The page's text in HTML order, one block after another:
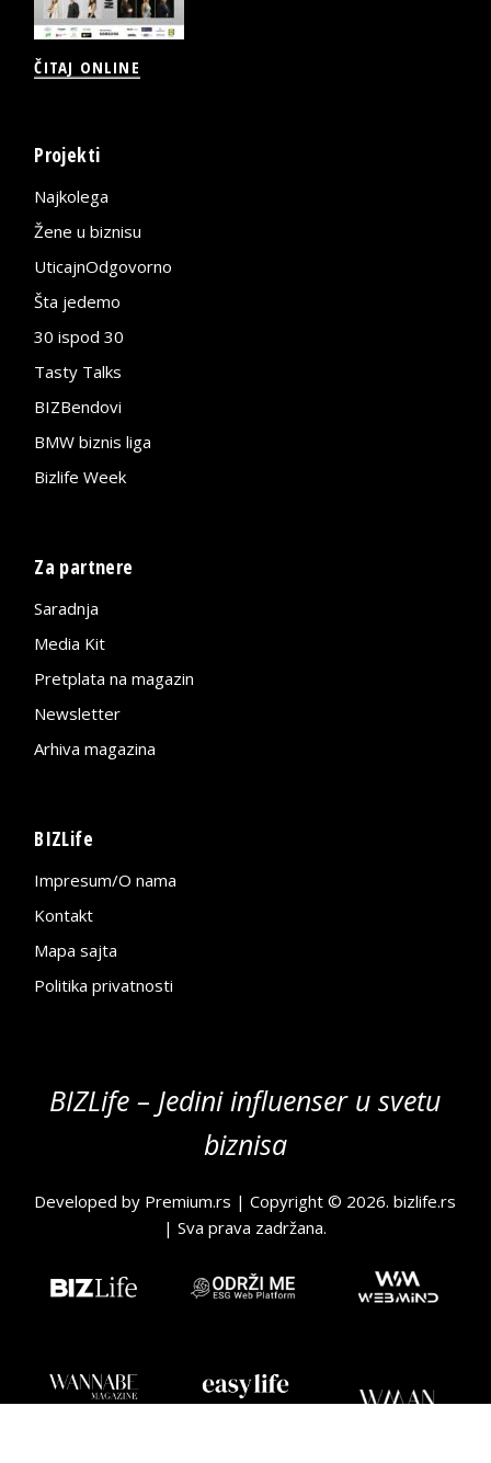
ČITAJ ONLINE
Projekti
Najkolega
Žene u biznisu
UticajnOdgovorno
Šta jedemo
30 ispod 30
Tasty Talks
BIZBendovi
BMW biznis liga
Bizlife Week
Za partnere
Saradnja
Media Kit
Pretplata na magazin
Newsletter
Arhiva magazina
BIZLife
Impresum/O nama
Kontakt
Mapa sajta
Politika privatnosti
BIZLife – Jedini influenser u svetu
biznisa
Developed by Premium.rs | Copyright © 2026.bizlife.rs
| Sva prava zadržana.